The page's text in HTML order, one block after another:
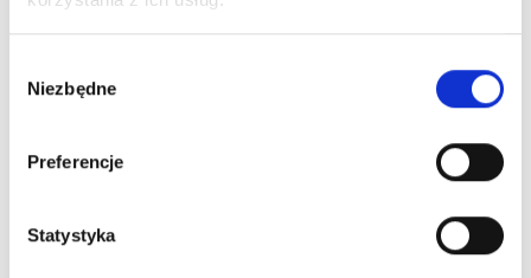
zgody
Niezbędne
Preferencje
StatystykaWysyłka nawet w 24H!
Zamów w ciągu